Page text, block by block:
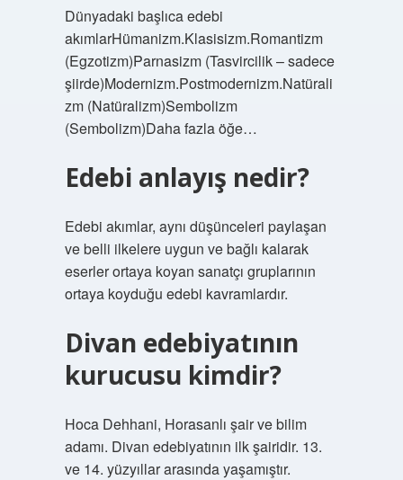
Dünyadaki başlıca edebi
akımlarHümanizm.Klasisizm.Romantizm
(Egzotizm)Parnasizm (Tasvircilik – sadece
şiirde)Modernizm.Postmodernizm.Natürali
zm (Natüralizm)Sembolizm
(Sembolizm)Daha fazla öğe…
Edebi anlayış nedir?
Edebi akımlar, aynı düşünceleri paylaşan
ve belli ilkelere uygun ve bağlı kalarak
eserler ortaya koyan sanatçı gruplarının
ortaya koyduğu edebi kavramlardır.
Divan edebiyatının
kurucusu kimdir?
Hoca Dehhani, Horasanlı şair ve bilim
adamı. Divan edebiyatının ilk şairidir. 13.
ve 14. yüzyıllar arasında yaşamıştır.